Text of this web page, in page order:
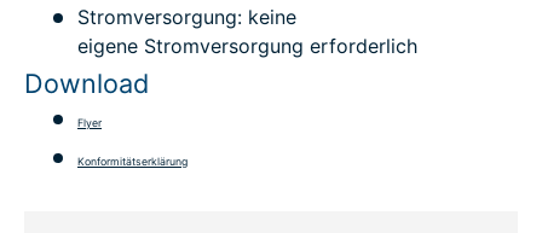
Stromversorgung: keine
eigene Stromversorgung erforderlich
Download
Flyer
Konformitätserklärung